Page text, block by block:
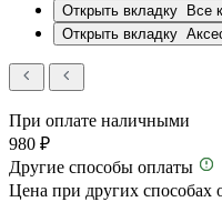
Открыть вкладку
Все
Открыть вкладку
При оплате наличными
980 ₽
Другие способы оплаты
Цена при других способах